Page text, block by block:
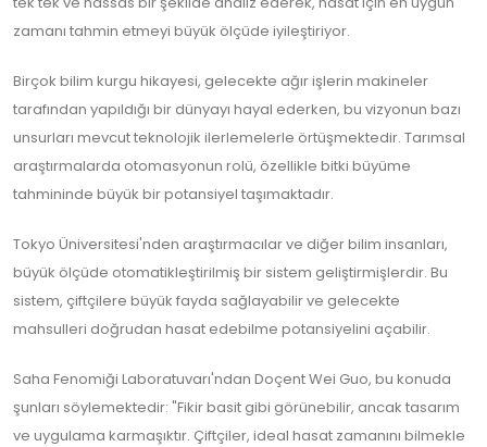
zamanı tahmin etmeyi büyük ölçüde iyileştiriyor.
Birçok bilim kurgu hikayesi, gelecekte ağır işlerin makineler
tarafından yapıldığı bir dünyayı hayal ederken, bu vizyonun bazı
unsurları mevcut teknolojik ilerlemelerle örtüşmektedir. Tarımsal
araştırmalarda otomasyonun rolü, özellikle bitki büyüme
tahmininde büyük bir potansiyel taşımaktadır.
Tokyo Üniversitesi'nden araştırmacılar ve diğer bilim insanları,
büyük ölçüde otomatikleştirilmiş bir sistem geliştirmişlerdir. Bu
sistem, çiftçilere büyük fayda sağlayabilir ve gelecekte
mahsulleri doğrudan hasat edebilme potansiyelini açabilir.
Saha Fenomiği Laboratuvarı'ndan Doçent Wei Guo, bu konuda
şunları söylemektedir: "Fikir basit gibi görünebilir, ancak tasarım
ve uygulama karmaşıktır. Çiftçiler, ideal hasat zamanını bilmekle